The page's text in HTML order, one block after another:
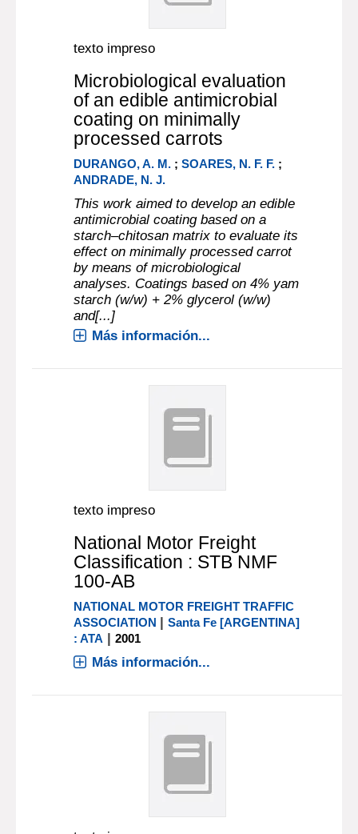
texto impreso
Microbiological evaluation
of an edible antimicrobial
coating on minimally
processed carrots
DURANGO, A. M. ;SOARES, N. F. F. ;
ANDRADE, N. J.
This work aimed to develop an edible
antimicrobial coating based on a
starch–chitosan matrix to evaluate its
effect on minimally processed carrot
by means of microbiological
analyses. Coatings based on 4% yam
starch (w/w) + 2% glycerol (w/w)
and[...]
Más información...
texto impreso
National Motor Freight
Classification : STB NMF
100-AB
NATIONAL MOTOR FREIGHT TRAFFIC
ASSOCIATION |Santa Fe [ARGENTINA]
: ATA |2001
Más información...